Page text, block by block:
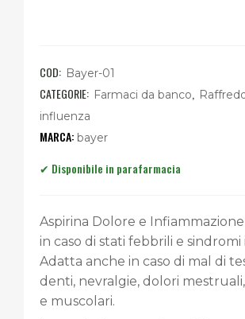
COD: Bayer-01
CATEGORIE: Farmaci da banco
influenza
bayer
Aspirina Dolore e
in caso di stati febbrili e
Adatta anche in caso di mal di
denti, nevralgie, dolori
e muscolari.